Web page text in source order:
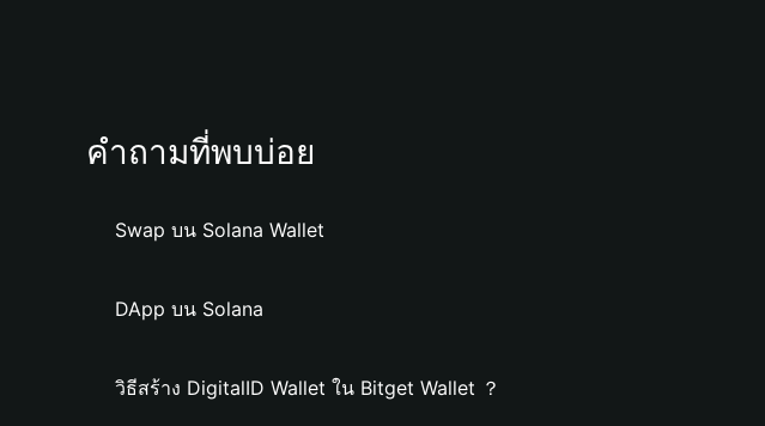
คำถามที่พบบ่อย
Swap บน Solana Wallet
DApp บน Solana
วิธีสร้าง DigitalID Wallet ใน Bitget Wallet ？